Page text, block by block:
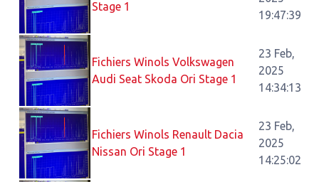
Stage 1
19:47:39
Fichiers Winols Volkswagen
Audi Seat Skoda Ori Stage 1
23 Feb,
2025
14:34:13
Fichiers Winols Renault Dacia
Nissan Ori Stage 1
23 Feb,
2025
14:25:02